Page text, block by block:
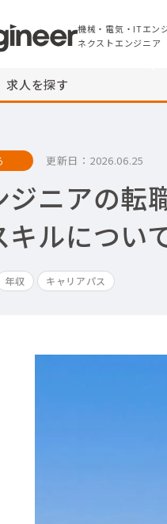
機械・電気・ITエン
ネクストエンジニア
求人を探す
更新日： 2026.06.25
ジニアの転
キルについ
年収 キャリアパス